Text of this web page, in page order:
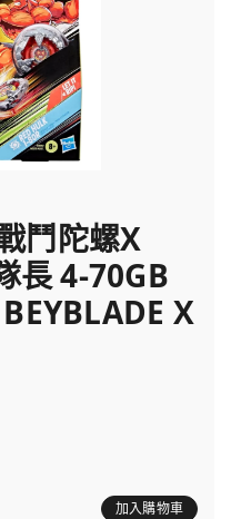
鬥陀螺X
長 4-70GB
X
加入購物車